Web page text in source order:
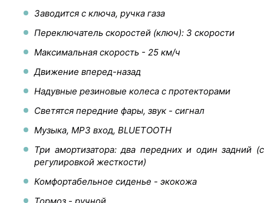
Заводится с ключа, ручка газа
Переключатель скоростей (ключ): 3 скорости
Максимальная скорость - 25 км/ч
Движение вперед-назад
Надувные резиновые колеса с протекторами
Светятся передние фары, звук - сигнал
Музыка, MP3 вход, BLUETOOTH
Три амортизатора: два передних и один задний (с
регулировкой жесткости)
Комфортабельное сиденье - экокожа